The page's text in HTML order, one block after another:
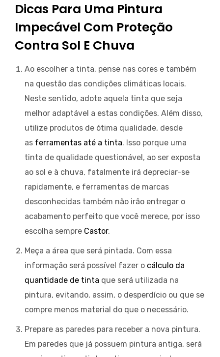
Dicas Para Uma Pintura
Impecável Com Proteção
Contra Sol E Chuva
Ao escolher a tinta, pense nas cores e também
na questão das condições climáticas locais.
Neste sentido, adote aquela tinta que seja
melhor adaptável a estas condições. Além disso,
utilize produtos de ótima qualidade, desde
as ferramentas até a tinta. Isso porque uma
tinta de qualidade questionável, ao ser exposta
ao sol e à chuva, fatalmente irá depreciar-se
rapidamente, e ferramentas de marcas
desconhecidas também não irão entregar o
acabamento perfeito que você merece, por isso
escolha sempre Castor.
Meça a área que será pintada. Com essa
informação será possível fazer o cálculo da
quantidade de tinta que será utilizada na
pintura, evitando, assim, o desperdício ou que se
compre menos material do que o necessário.
Prepare as paredes para receber a nova pintura.
Em paredes que já possuem pintura antiga, será